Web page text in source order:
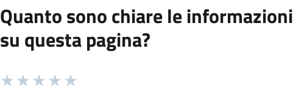
Quanto sono chiare le informazioni
su questa pagina?
Valuta da 1 a 5 stelle la pagina